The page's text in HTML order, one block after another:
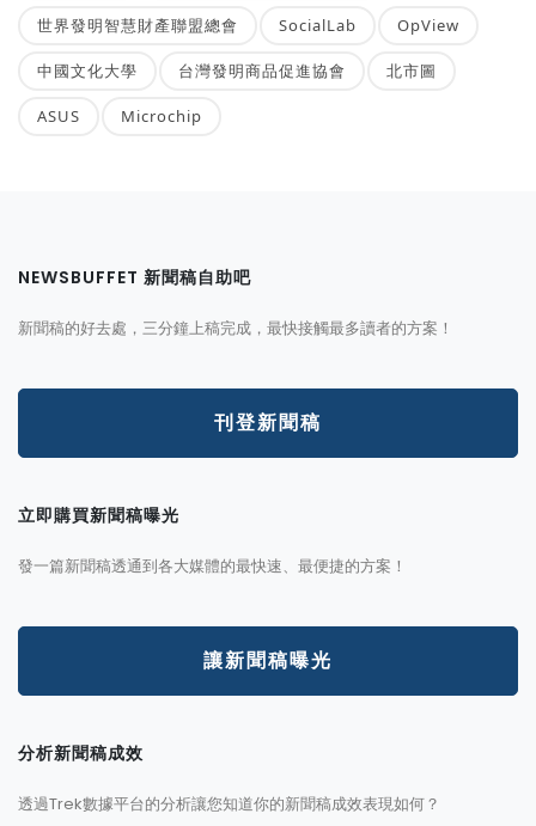
世界發明智慧財產聯盟總會 SocialLab OpView
中國文化大學 台灣發明商品促進協會 北市圖
ASUS Microchip
NEWSBUFFET 新聞稿自助吧
新聞稿的好去處，三分鐘上稿完成，最快接觸最多讀者的方案！
刊登新聞稿
立即購買新聞稿曝光
發一篇新聞稿透通到各大媒體的最快速、最便捷的方案！
讓新聞稿曝光
分析新聞稿成效
透過Trek數據平台的分析讓您知道你的新聞稿成效表現如何？